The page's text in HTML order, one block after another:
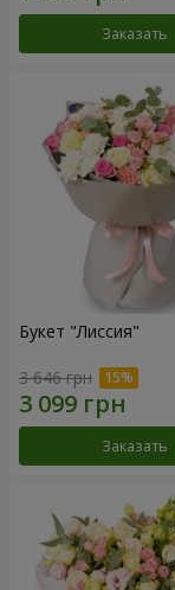
Заказать
Букет "Лиссия"
3 646 грн
Заказать